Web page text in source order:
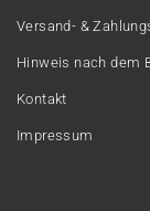
Versand- &
Hinweis nach dem
Kontakt
Impressum